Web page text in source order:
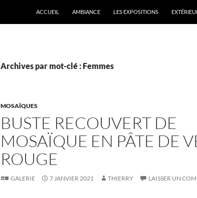
ACCUEIL
AMBIANCE LES EXPOSITIONS
Archives par mot-clé : Femmes
MOSAÏQUES
BUSTE RECOUVERT DE
MOSAÏQUE EN PÂTE DE
ROUGE
GALERIE 7 JANVIER 2021 THIERRY LAISSER UN